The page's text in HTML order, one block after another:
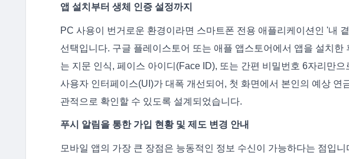
앱 설치부터 생체 인증 설정까지
PC 사용이 번거로운 환경이라면 스마트폰 전용 애플리케이션인 '내
선택입니다. 구글 플레이스토어 또는 애플 앱스토어에서 앱을 설치
는 지문 인식, 페이스 아이디(Face ID), 또는 간편 비밀번호 6자리만
사용자 인터페이스(UI)가 대폭 개선되어, 첫 화면에서 본인의 예상 연
관적으로 확인할 수 있도록 설계되었습니다.
푸시 알림을 통한 가입 현황 및 제도 변경 안내
모바일 앱의 가장 큰 장점은 능동적인 정보 수신이 가능하다는 점입